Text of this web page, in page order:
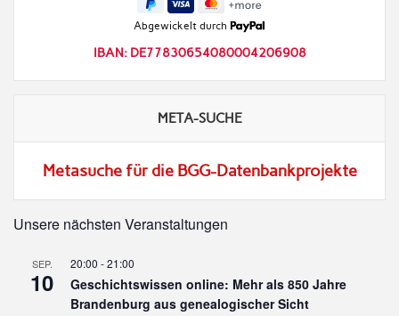
Abgewickelt durch
IBAN: DE77830654080004206908
META-SUCHE
Metasuche für die BGG-Datenbankprojekte
Unsere nächsten Veranstaltungen
SEP.
10
20:00 -21:00
Geschichtswissen online: Mehr als 850 Jahre
Brandenburg aus genealogischer Sicht